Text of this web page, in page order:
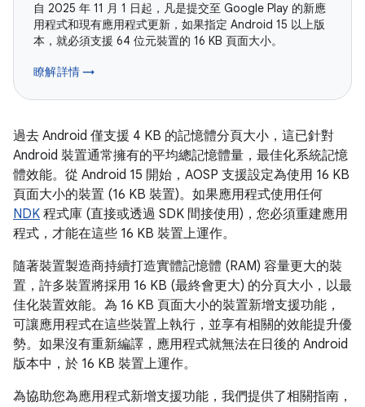
自 2025 年 11 月 1 日起，凡是提交至 Google Play 的新應
用程式和現有應用程式更新，如果指定 Android 15 以上版
本，就必須支援 64 位元裝置的 16 KB 頁面大小。
瞭解詳情 →
過去 Android 僅支援 4 KB 的記憶體分頁大小，這已針對
Android 裝置通常擁有的平均總記憶體量，最佳化系統記憶
體效能。從 Android 15 開始，AOSP 支援設定為使用 16 KB
頁面大小的裝置 (16 KB 裝置)。如果應用程式使用任何
NDK 程式庫 (直接或透過 SDK 間接使用)，您必須重建應用
程式，才能在這些 16 KB 裝置上運作。
隨著裝置製造商持續打造實體記憶體 (RAM) 容量更大的裝
置，許多裝置將採用 16 KB (最終會更大) 的分頁大小，以最
佳化裝置效能。為 16 KB 頁面大小的裝置新增支援功能，
可讓應用程式在這些裝置上執行，並享有相關的效能提升優
勢。如果沒有重新編譯，應用程式就無法在日後的 Android
版本中，於 16 KB 裝置上運作。
為協助您為應用程式新增支援功能，我們提供了相關指南，